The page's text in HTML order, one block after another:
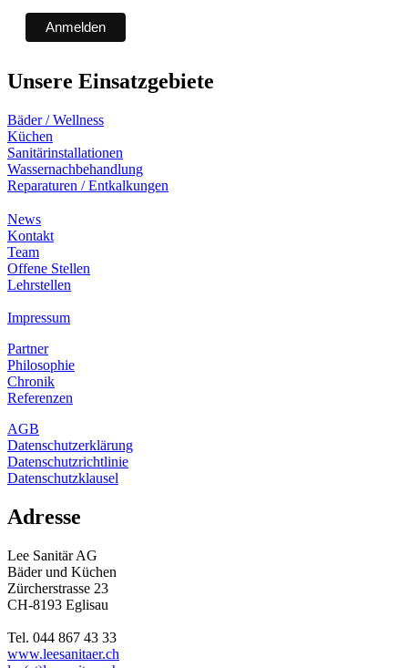
Unsere Einsatzgebiete
Bäder / Wellness
Küchen
Sanitärinstallationen
Wassernachbehandlung
Reparaturen / Entkalkungen
News
Kontakt
Team
Offene Stellen
Lehrstellen
Impressum
Partner
Philosophie
Chronik
Referenzen
AGB
Datenschutzerklärung
Datenschutzrichtlinie
Datenschutzklausel
Adresse
Lee Sanitär AG
Bäder und Küchen
Zürcherstrasse 23
CH-8193 Eglisau
Tel. 044 867 43 33
www.leesanitaer.ch